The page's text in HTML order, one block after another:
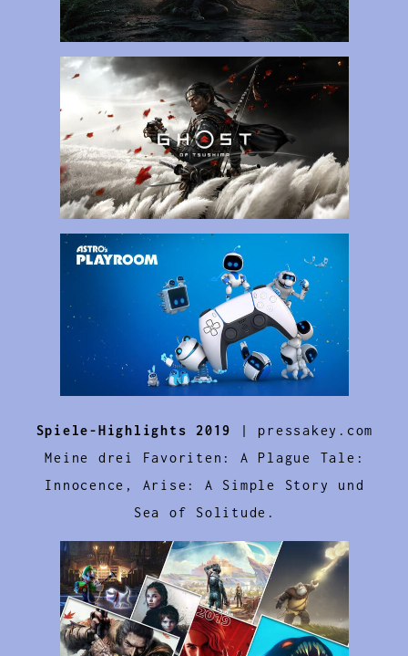
Spiele-Highlights 2019
| pressakey.com
Meine drei Favoriten: A Plague Tale:
Innocence, Arise: A Simple Story und
Sea of Solitude.